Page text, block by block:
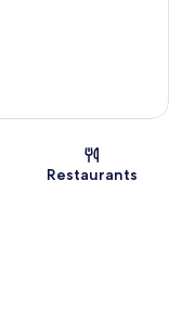
Restaurants